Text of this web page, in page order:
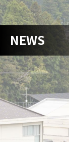
NEWS